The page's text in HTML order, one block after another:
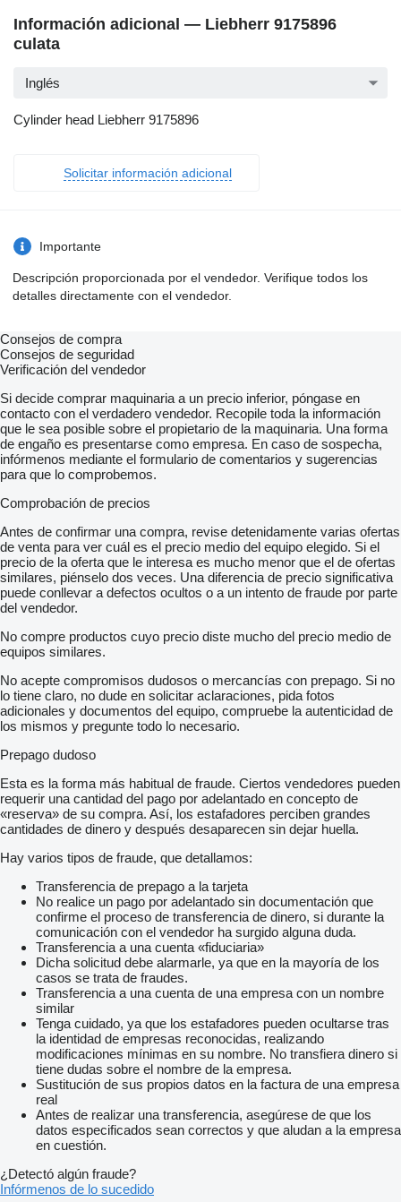
Información adicional — Liebherr 9175896
culata
Inglés
Cylinder head Liebherr 9175896
Solicitar información adicional
Importante
Descripción proporcionada por el vendedor. Verifique todos los
detalles directamente con el vendedor.
Consejos de compra
Consejos de seguridad
Verificación del vendedor
Si decide comprar maquinaria a un precio inferior, póngase en
contacto con el verdadero vendedor. Recopile toda la información
que le sea posible sobre el propietario de la maquinaria. Una forma
de engaño es presentarse como empresa. En caso de sospecha,
infórmenos mediante el formulario de comentarios y sugerencias
para que lo comprobemos.
Comprobación de precios
Antes de confirmar una compra, revise detenidamente varias ofertas
de venta para ver cuál es el precio medio del equipo elegido. Si el
precio de la oferta que le interesa es mucho menor que el de ofertas
similares, piénselo dos veces. Una diferencia de precio significativa
puede conllevar a defectos ocultos o a un intento de fraude por parte
del vendedor.
No compre productos cuyo precio diste mucho del precio medio de
equipos similares.
No acepte compromisos dudosos o mercancías con prepago. Si no
lo tiene claro, no dude en solicitar aclaraciones, pida fotos
adicionales y documentos del equipo, compruebe la autenticidad de
los mismos y pregunte todo lo necesario.
Prepago dudoso
Esta es la forma más habitual de fraude. Ciertos vendedores pueden
requerir una cantidad del pago por adelantado en concepto de
«reserva» de su compra. Así, los estafadores perciben grandes
cantidades de dinero y después desaparecen sin dejar huella.
Hay varios tipos de fraude, que detallamos:
Transferencia de prepago a la tarjeta
No realice un pago por adelantado sin documentación que
confirme el proceso de transferencia de dinero, si durante la
comunicación con el vendedor ha surgido alguna duda.
Transferencia a una cuenta «fiduciaria»
Dicha solicitud debe alarmarle, ya que en la mayoría de los
casos se trata de fraudes.
Transferencia a una cuenta de una empresa con un nombre
similar
Tenga cuidado, ya que los estafadores pueden ocultarse tras
la identidad de empresas reconocidas, realizando
modificaciones mínimas en su nombre. No transfiera dinero si
tiene dudas sobre el nombre de la empresa.
Sustitución de sus propios datos en la factura de una empresa
real
Antes de realizar una transferencia, asegúrese de que los
datos especificados sean correctos y que aludan a la empresa
en cuestión.
¿Detectó algún fraude?
Infórmenos de lo sucedido